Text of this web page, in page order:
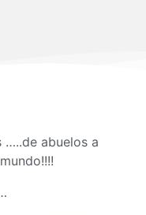
…..de abuelos a